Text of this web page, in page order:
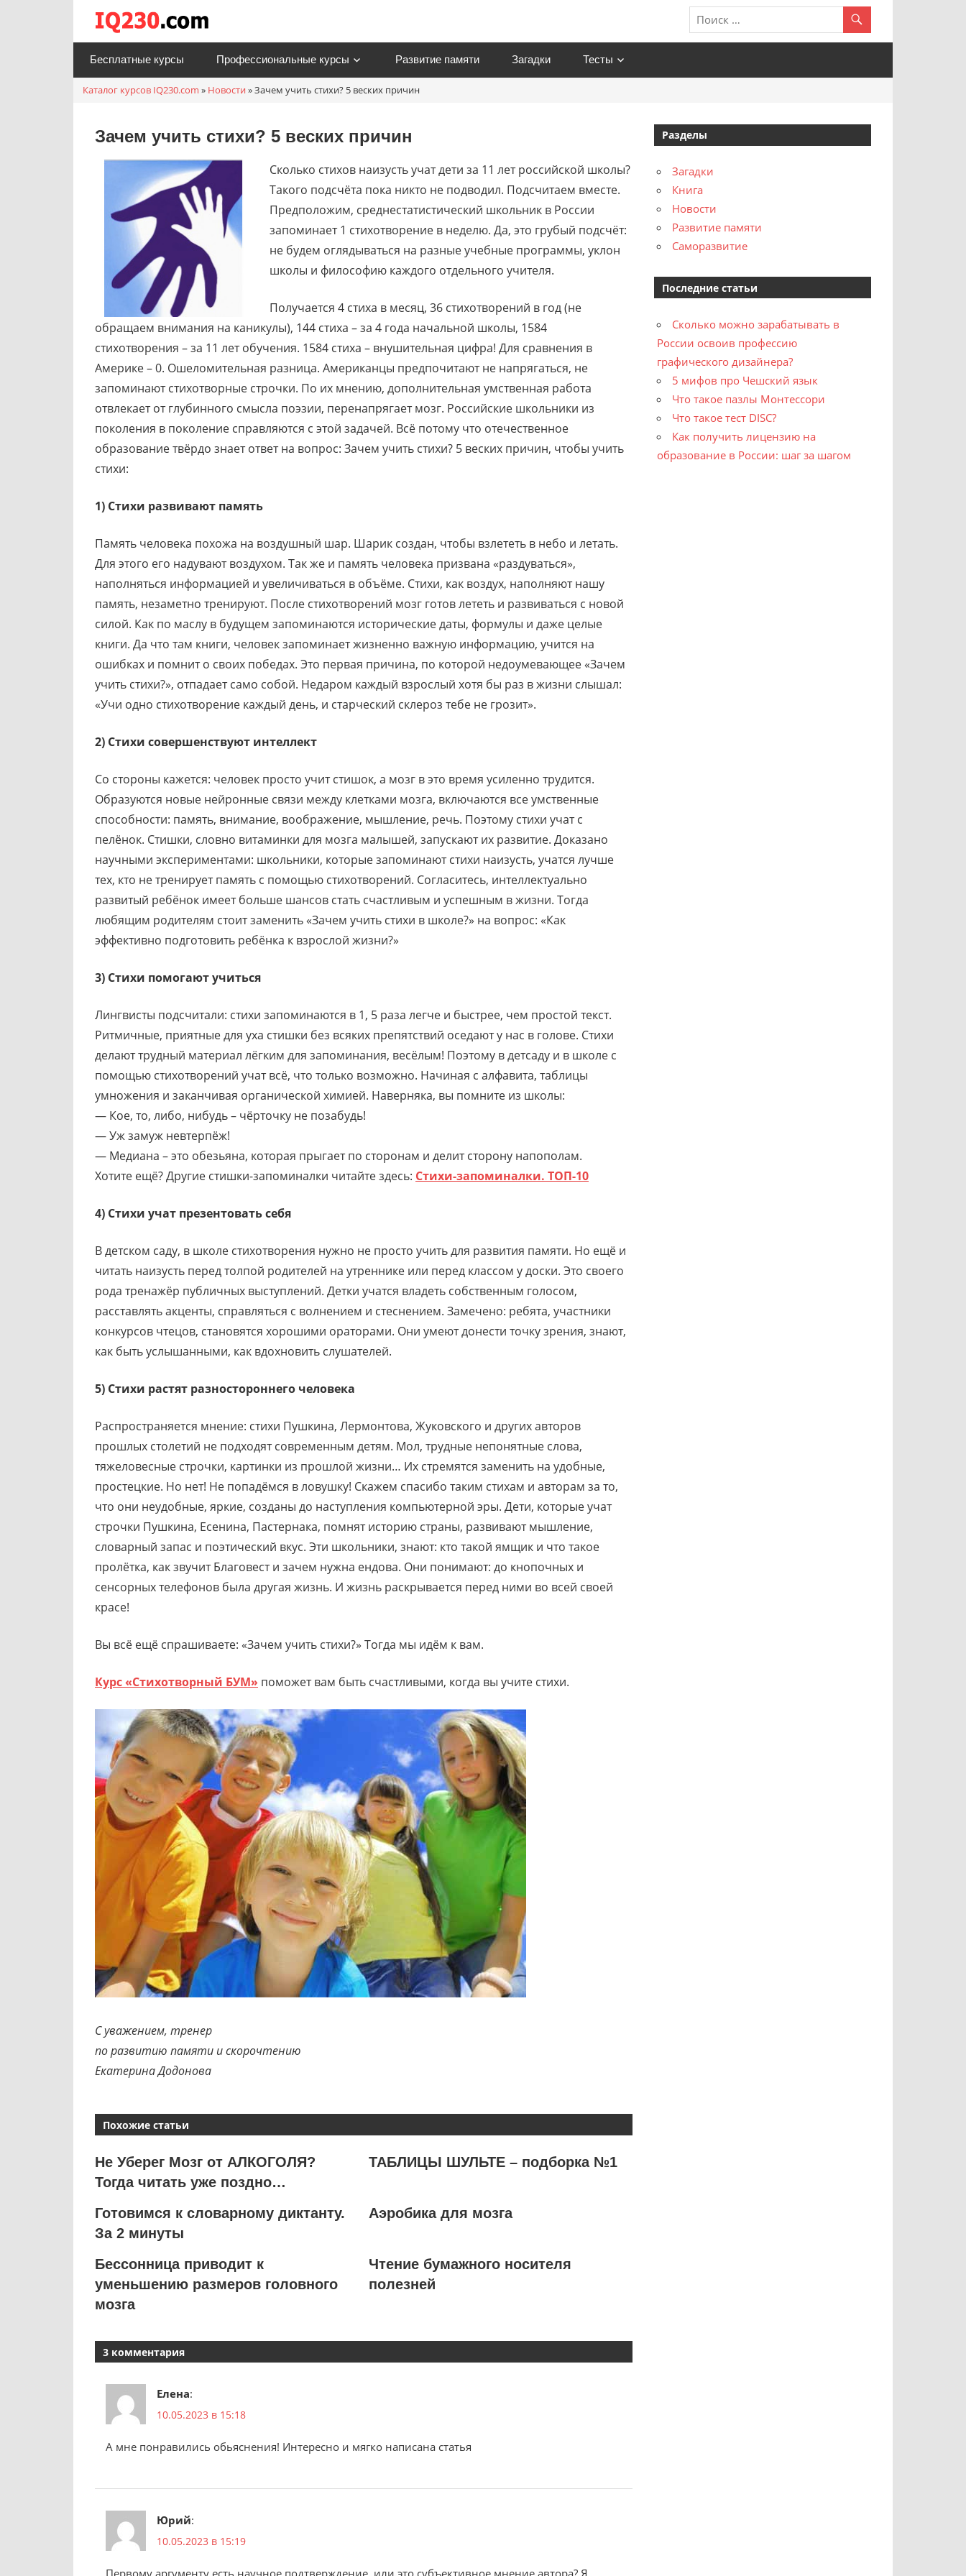
Перейти
содержимому
онлайн
курсов
Бесплатные курсы Профессиональные курсы Развитие памяти Загадки Тесты
Каталог курсов IQ230.com » Новости »Зачем учить стихи? 5 веских причин
Зачем учить стихи? 5 веских причин
Сколько стихов наизусть учат дети за 11 лет российской школы?
Такого подсчёта пока никто не подводил. Подсчитаем вместе.
Предположим, среднестатистический школьник в России
запоминает 1 стихотворение в неделю. Да, это грубый подсчёт:
не будем оглядываться на разные учебные программы, уклон
школы и философию каждого отдельного учителя.
Получается 4 стиха в месяц, 36 стихотворений в год (не
обращаем внимания на каникулы), 144 стиха – за 4 года начальной школы, 1584
стихотворения – за 11 лет обучения. 1584 стиха – внушительная цифра! Для сравнения в
Америке – 0. Ошеломительная разница. Американцы предпочитают не напрягаться, не
запоминают стихотворные строчки. По их мнению, дополнительная умственная работа
отвлекает от глубинного смысла поэзии, перенапрягает мозг. Российские школьники из
поколения в поколение справляются с этой задачей. Всё потому что отечественное
образование твёрдо знает ответ на вопрос: Зачем учить стихи? 5 веских причин, чтобы учить
стихи:
1) Стихи развивают память
Память человека похожа на воздушный шар. Шарик создан, чтобы взлететь в небо и летать.
Для этого его надувают воздухом. Так же и память человека призвана «раздуваться»,
наполняться информацией и увеличиваться в объёме. Стихи, как воздух, наполняют нашу
память, незаметно тренируют. После стихотворений мозг готов лететь и развиваться с новой
силой. Как по маслу в будущем запоминаются исторические даты, формулы и даже целые
книги. Да что там книги, человек запоминает жизненно важную информацию, учится на
ошибках и помнит о своих победах. Это первая причина, по которой недоумевающее «Зачем
учить стихи?», отпадает само собой. Недаром каждый взрослый хотя бы раз в жизни слышал:
«Учи одно стихотворение каждый день, и старческий склероз тебе не грозит».
2) Стихи совершенствуют интеллект
Со стороны кажется: человек просто учит стишок, а мозг в это время усиленно трудится.
Образуются новые нейронные связи между клетками мозга, включаются все умственные
способности: память, внимание, воображение, мышление, речь. Поэтому стихи учат с
пелёнок. Стишки, словно витаминки для мозга малышей, запускают их развитие. Доказано
научными экспериментами: школьники, которые запоминают стихи наизусть, учатся лучше
тех, кто не тренирует память с помощью стихотворений. Согласитесь, интеллектуально
развитый ребёнок имеет больше шансов стать счастливым и успешным в жизни. Тогда
любящим родителям стоит заменить «Зачем учить стихи в школе?» на вопрос: «Как
эффективно подготовить ребёнка к взрослой жизни?»
3) Стихи помогают учиться
Лингвисты подсчитали: стихи запоминаются в 1, 5 раза легче и быстрее, чем простой текст.
Ритмичные, приятные для уха стишки без всяких препятствий оседают у нас в голове. Стихи
делают трудный материал лёгким для запоминания, весёлым! Поэтому в детсаду и в школе с
помощью стихотворений учат всё, что только возможно. Начиная с алфавита, таблицы
умножения и заканчивая органической химией. Наверняка, вы помните из школы:
— Кое, то, либо, нибудь – чёрточку не позабудь!
— Уж замуж невтерпёж!
— Медиана – это обезьяна, которая прыгает по сторонам и делит сторону напополам.
Хотите ещё? Другие стишки-запоминалки читайте здесь: Стихи-запоминалки. ТОП-10
4) Стихи учат презентовать себя
В детском саду, в школе стихотворения нужно не просто учить для развития памяти. Но ещё и
читать наизусть перед толпой родителей на утреннике или перед классом у доски. Это своего
рода тренажёр публичных выступлений. Детки учатся владеть собственным голосом,
расставлять акценты, справляться с волнением и стеснением. Замечено: ребята, участники
конкурсов чтецов, становятся хорошими ораторами. Они умеют донести точку зрения, знают,
как быть услышанными, как вдохновить слушателей.
5) Стихи растят разностороннего человека
Распространяется мнение: стихи Пушкина, Лермонтова, Жуковского и других авторов
прошлых столетий не подходят современным детям. Мол, трудные непонятные слова,
тяжеловесные строчки, картинки из прошлой жизни… Их стремятся заменить на удобные,
простецкие. Но нет! Не попадёмся в ловушку! Скажем спасибо таким стихам и авторам за то,
что они неудобные, яркие, созданы до наступления компьютерной эры. Дети, которые учат
строчки Пушкина, Есенина, Пастернака, помнят историю страны, развивают мышление,
словарный запас и поэтический вкус. Эти школьники, знают: кто такой ямщик и что такое
пролётка, как звучит Благовест и зачем нужна ендова. Они понимают: до кнопочных и
сенсорных телефонов была другая жизнь. И жизнь раскрывается перед ними во всей своей
красе!
Вы всё ещё спрашиваете: «Зачем учить стихи?» Тогда мы идём к вам.
Курс «Стихотворный БУМ» поможет вам быть счастливыми, когда вы учите стихи.
С уважением, тренер
по развитию памяти и скорочтению
Екатерина Додонова
Похожие статьи
Не Уберег Мозг от АЛКОГОЛЯ?
Тогда читать уже поздно…
ТАБЛИЦЫ ШУЛЬТЕ – подборка №1
Готовимся к словарному диктанту.
За 2 минуты
Аэробика для мозга
Бессонница приводит к
уменьшению размеров головного
мозга
Чтение бумажного носителя
полезней
3 комментария
Елена:
10.05.2023 в 15:18
А мне понравились обьяснения! Интересно и мягко написана статья
Юрий:
10.05.2023 в 15:19
Разделы
Загадки
Книга
Новости
Развитие памяти
Саморазвитие
Последние статьи
Сколько можно зарабатывать в
России освоив профессию
графического дизайнера?
5 мифов про Чешский язык
Что такое пазлы Монтессори
Что такое тест DISC?
Как получить лицензию на
образование в России: шаг за шагом